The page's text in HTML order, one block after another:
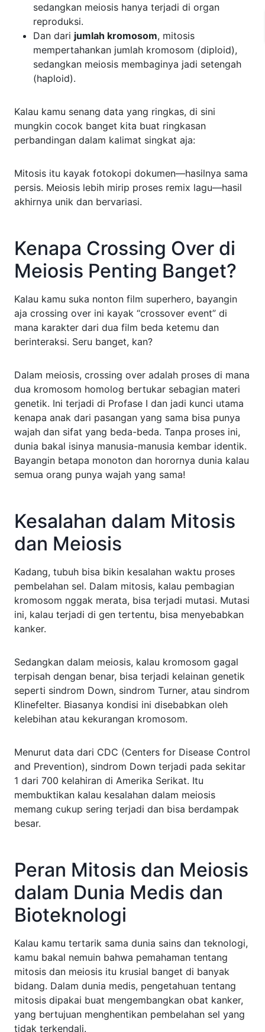
sedangkan meiosis hanya terjadi di organ
reproduksi.
Dan dari jumlah kromosom, mitosis
mempertahankan jumlah kromosom (diploid),
sedangkan meiosis membaginya jadi setengah
(haploid).
Kalau kamu senang data yang ringkas, di sini
mungkin cocok banget kita buat ringkasan
perbandingan dalam kalimat singkat aja:
Mitosis itu kayak fotokopi dokumen—hasilnya sama
persis. Meiosis lebih mirip proses remix lagu—hasil
akhirnya unik dan bervariasi.
Kenapa Crossing Over di
Meiosis Penting Banget?
Kalau kamu suka nonton film superhero, bayangin
aja crossing over ini kayak “crossover event” di
mana karakter dari dua film beda ketemu dan
berinteraksi. Seru banget, kan?
Dalam meiosis, crossing over adalah proses di mana
dua kromosom homolog bertukar sebagian materi
genetik. Ini terjadi di Profase I dan jadi kunci utama
kenapa anak dari pasangan yang sama bisa punya
wajah dan sifat yang beda-beda. Tanpa proses ini,
dunia bakal isinya manusia-manusia kembar identik.
Bayangin betapa monoton dan horornya dunia kalau
semua orang punya wajah yang sama!
Kesalahan dalam Mitosis
dan Meiosis
Kadang, tubuh bisa bikin kesalahan waktu proses
pembelahan sel. Dalam mitosis, kalau pembagian
kromosom nggak merata, bisa terjadi mutasi. Mutasi
ini, kalau terjadi di gen tertentu, bisa menyebabkan
kanker.
Sedangkan dalam meiosis, kalau kromosom gagal
terpisah dengan benar, bisa terjadi kelainan genetik
seperti sindrom Down, sindrom Turner, atau sindrom
Klinefelter. Biasanya kondisi ini disebabkan oleh
kelebihan atau kekurangan kromosom.
Menurut data dari CDC (Centers for Disease Control
and Prevention), sindrom Down terjadi pada sekitar
1 dari 700 kelahiran di Amerika Serikat. Itu
membuktikan kalau kesalahan dalam meiosis
memang cukup sering terjadi dan bisa berdampak
besar.
Peran Mitosis dan Meiosis
dalam Dunia Medis dan
Bioteknologi
Kalau kamu tertarik sama dunia sains dan teknologi,
kamu bakal nemuin bahwa pemahaman tentang
mitosis dan meiosis itu krusial banget di banyak
bidang. Dalam dunia medis, pengetahuan tentang
mitosis dipakai buat mengembangkan obat kanker,
yang bertujuan menghentikan pembelahan sel yang
tidak terkendali.